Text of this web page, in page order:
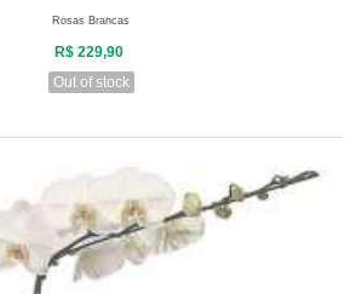
Rosas Brancas
R$ 229,90
Out of stock